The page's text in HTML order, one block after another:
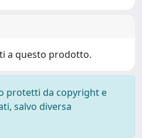
a questo prodotto.
protetti da copyright e
salvo diversa